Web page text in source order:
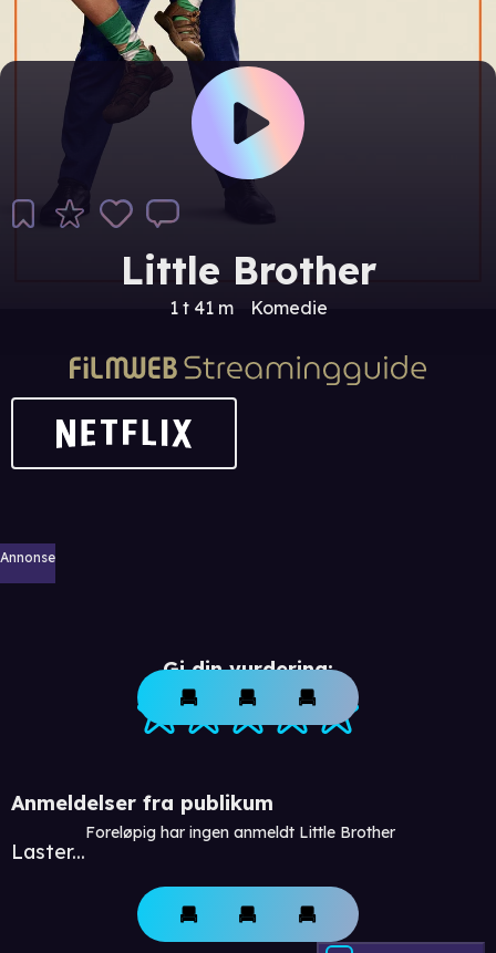
Little Brother
1 t 41 m Komedie
Annonse
Gi din vurdering:
Anmeldelser fra publikum
Laster...
Foreløpig har ingen anmeldt Little Brother